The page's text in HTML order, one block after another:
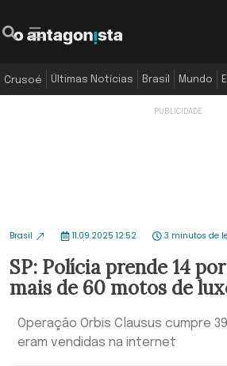
Crusoé Últimas Notícias Brasil Mundo
Brasil 11.09.2025 12:52 3 minutos de
SP: Polícia prende 14
mais de 60 motos de
Operação Orbis Clausus cumpre
eram vendidas na internet